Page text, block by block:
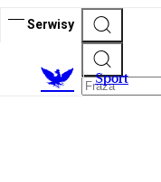
Serwisy
Sport